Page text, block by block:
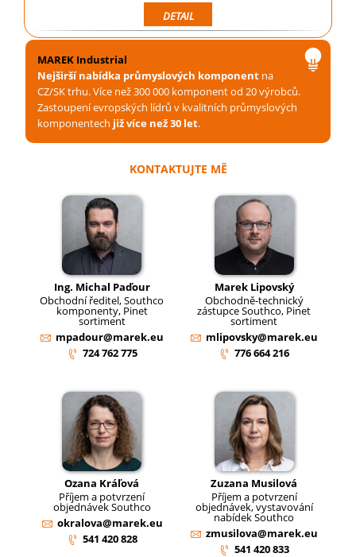
DETAIL
MAREK Industrial
Nejširší nabídka průmyslových komponent na
CZ/SK trhu. Více než 300 000 komponent od 20 výrobců.
Zastoupení evropských lídrů v kvalitních průmyslových
komponentech již více než 30 let.
KONTAKTUJTE MĚ
Ing. Michal Paďour
Obchodní ředitel, Southco
komponenty, Pinet
sortiment
mpadour@marek.eu
724 762 775
Marek Lipovský
Obchodně-technický
zástupce Southco, Pinet
sortiment
mlipovsky@marek.eu
776 664 216
Ozana Kráľová
Příjem a potvrzení
objednávek Southco
okralova@marek.eu
541 420 828
Zuzana Musilová
Příjem a potvrzení
objednávek, vystavování
nabídek Southco
zmusilova@marek.eu
541 420 833